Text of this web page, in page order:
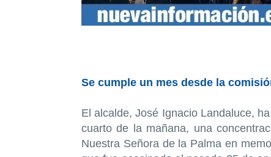
Se cumple un mes desde la
El alcalde, José Ignacio Landaluce,
cuarto de la mañana, una
Nuestra Señora de la Palma en